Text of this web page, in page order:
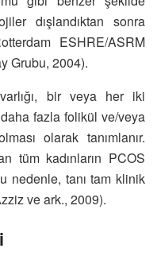
dışlandıktan sonra
ESHRE/ASRM
Grubu, 2004).
bir veya her iki
fazla folikül ve/veya
olarak tanımlanır.
tüm kadınların PCOS
nedenle, tanı tam klinik
ve ark., 2009).